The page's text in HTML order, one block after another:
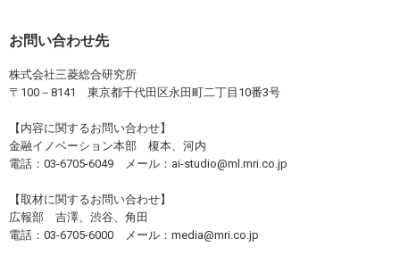
お問い合わせ先
株式会社三菱総合研究所
〒100－8141 東京都千代田区永田町二丁目10番3号
【内容に関するお問い合わせ】
金融イノベーション本部 榎本、河内
電話：03-6705-6049 メール：ai-studio@ml.mri.co.jp
【取材に関するお問い合わせ】
広報部 吉澤、渋谷、角田
電話：03-6705-6000 メール：media@mri.co.jp